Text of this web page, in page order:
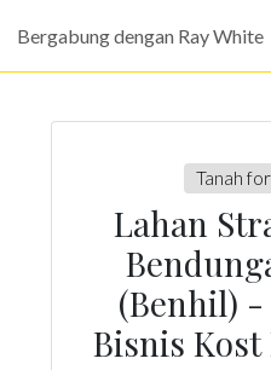
Bergabung dengan Ray White
Tanah
Lahan
(Benhil) -
Bisnis